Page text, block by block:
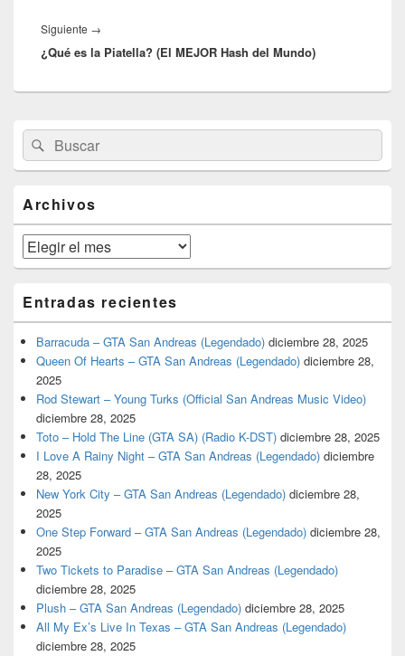
Siguiente →
siguiente:
¿Qué es la Piatella? (El MEJOR Hash del Mundo)
área
de
widget
lateral
primaria
Buscar
por:
Buscar
Archivos
Archivos
Entradas recientes
Barracuda – GTA San Andreas (Legendado) diciembre 28, 2025
Queen Of Hearts – GTA San Andreas (Legendado) diciembre 28,
2025
Rod Stewart – Young Turks (Official San Andreas Music Video)
diciembre 28, 2025
Toto – Hold The Line (GTA SA) (Radio K-DST) diciembre 28, 2025
I Love A Rainy Night – GTA San Andreas (Legendado) diciembre
28, 2025
New York City – GTA San Andreas (Legendado) diciembre 28,
2025
One Step Forward – GTA San Andreas (Legendado) diciembre 28,
2025
Two Tickets to Paradise – GTA San Andreas (Legendado)
diciembre 28, 2025
Plush – GTA San Andreas (Legendado) diciembre 28, 2025
All My Ex’s Live In Texas – GTA San Andreas (Legendado)
diciembre 28, 2025